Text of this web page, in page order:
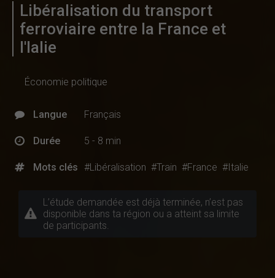
Libéralisation du transport
ferroviaire entre la France et
l'Ialie
Économie politique
Langue Français
Durée 5 - 8 min
Mots clés #Libéralisation #Train #France #Italie
L’étude demandée est déjà terminée, n’est pas
disponible dans ta région ou a atteint sa limite
de participants.